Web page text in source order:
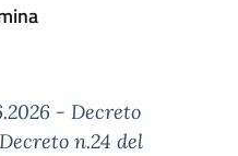
- Decreto
n.24 del